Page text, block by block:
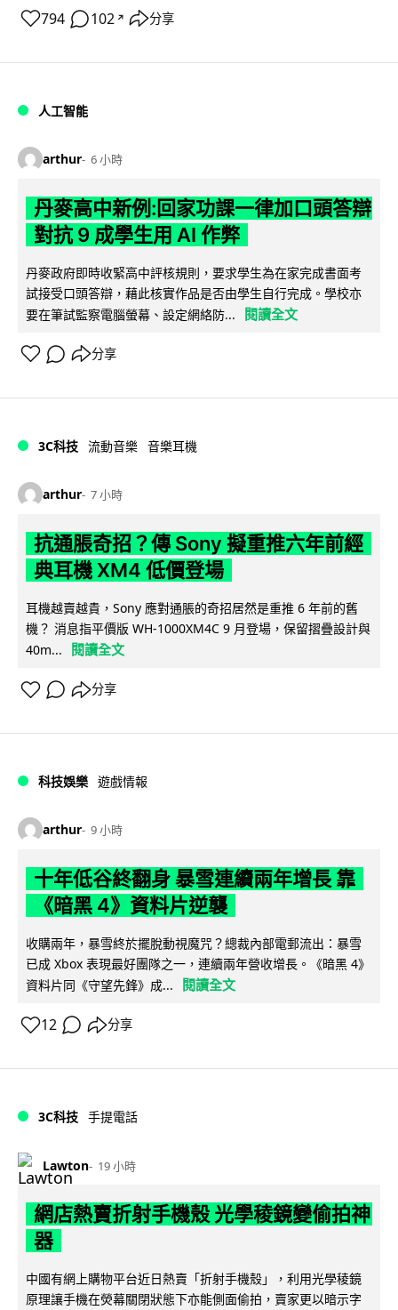
794 102 ↗ 分享
人工智能
arthur 6 小時
丹麥高中新例:回家功課一律加口頭答辯
對抗 9 成學生用 AI 作弊
丹麥政府即時收緊高中評核規則，要求學生為在家完成書面考
試接受口頭答辯，藉此核實作品是否由學生自行完成。學校亦
要在筆試監察電腦螢幕、設定網絡防...
閱讀全文
分享
3C科技 流動音樂 音樂耳機
arthur 7 小時
抗通脹奇招？傳 Sony 擬重推六年前經
典耳機 XM4 低價登場
耳機越賣越貴，Sony 應對通脹的奇招居然是重推 6 年前的舊
機？ 消息指平價版 WH-1000XM4C 9 月登場，保留摺疊設計與
40m...
閱讀全文
分享
科技娛樂 遊戲情報
arthur 9 小時
十年低谷終翻身 暴雪連續兩年增長 靠
《暗黑 4》資料片逆襲
收購兩年，暴雪終於擺脫動視魔咒？總裁內部電郵流出：暴雪
已成 Xbox 表現最好團隊之一，連續兩年營收增長。《暗黑 4》
資料片同《守望先鋒》成...
閱讀全文
12 分享
3C科技 手提電話
Lawton 19 小時
網店熱賣折射手機殼 光學稜鏡變偷拍神
器
中國有網上購物平台近日熱賣「折射手機殼」，利用光學稜鏡
原理讓手機在熒幕關閉狀態下亦能側面偷拍，賣家更以暗示字